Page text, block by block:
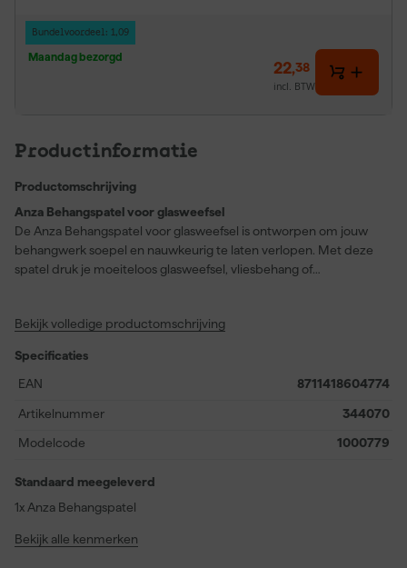
Bundelvoordeel: 1,09
Maandag bezorgd
22,38
incl. BTW
Productinformatie
Productomschrijving
Anza Behangspatel voor glasweefsel
De Anza Behangspatel voor glasweefsel is ontworpen om jouw
behangwerk soepel en nauwkeurig te laten verlopen. Met deze
spatel druk je moeiteloos glasweefsel, vliesbehang of
met een bolle kant maakt het mogelijk om het vlies eenvoudig in
en strakke afwerkingen. Dankzij het ergonomische formaat ligt de
spatel prettig in de hand en kun je langdurig werken zonder
soorten wandbekleding en onmisbaar binnen de categorie
glasweefsel benodigdheden. Met de Anza Behangspatel werk je
Bekijk volledige productomschrijving
Specificaties
EAN
8711418604774
Artikelnummer 344070
Modelcode 1000779
Standaard meegeleverd
1x Anza Behangspatel
Bekijk alle kenmerken